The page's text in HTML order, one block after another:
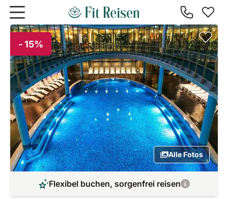
Zum Hauptinhalt springen
- 15%
Alle Fotos
Flexibel buchen, sorgenfrei reisen